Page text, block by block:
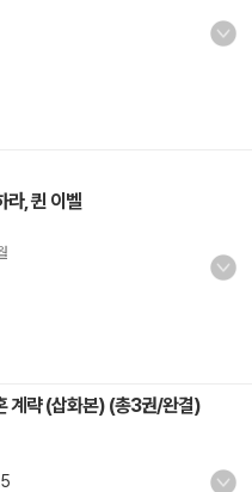
라, 퀸 이벨
계략 (삽화본) (총3권/완결)